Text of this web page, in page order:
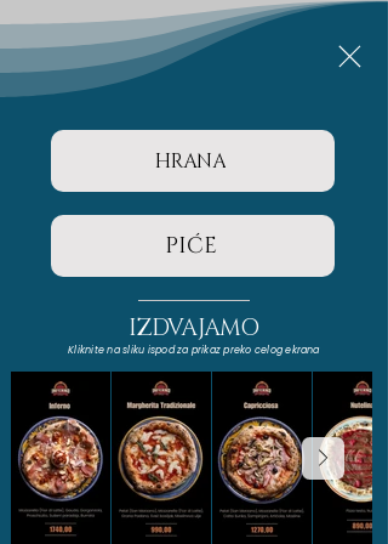
HRANA
PIĆE
IZDVAJAMO
Kliknite na sliku ispod za prikaz preko celog ekrana